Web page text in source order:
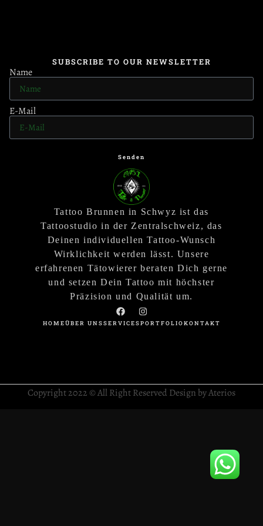
SUBSCRIBE TO OUR NEWSLETTER
Name
E-Mail
Senden
Tattoo Brunnen in Schwyz ist das
Tattoostudio in der Zentralschweiz, das
Deinen individuellen Tattoo-Wunsch
Wirklichkeit werden lässt. Unsere
erfahrenen Tätowierer beraten Dich gerne
und setzen Dein Tattoo mit höchster
Präzision und Qualität um.
HOMEÜBER UNSSERVICESPORTFOLIOKONTAKT
Copyright 2022 © All Right Reserved Design by Aterios